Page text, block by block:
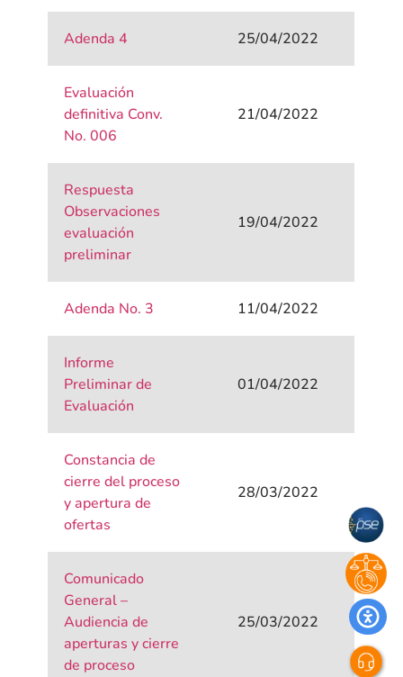
Adenda 4 25/04/2022
Evaluación
definitiva Conv.
No. 006
21/04/2022
Respuesta
Observaciones
evaluación
preliminar
19/04/2022
Adenda No. 3 11/04/2022
Informe
Preliminar de
Evaluación
01/04/2022
Constancia de
cierre del proceso
y apertura de
ofertas
28/03/2022
Comunicado
General –
Audiencia de
aperturas y cierre
de proceso
25/03/2022